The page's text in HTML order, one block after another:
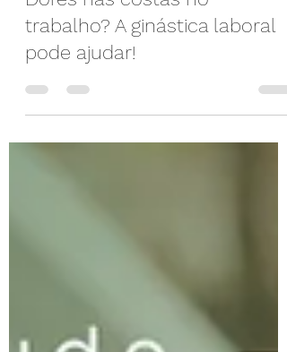
Clínica Haiquel Abjaude Fisioterapia
19 de jun. de 2024
1 min de leitura
Dores nas costas no
trabalho? A ginástica laboral